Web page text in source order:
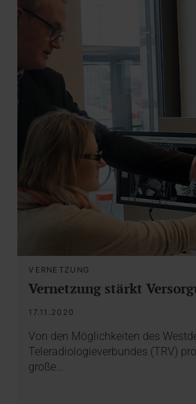
VERNETZUNG
Vernetzung stärkt
17.11.2020
Von den Möglichkeiten des
Teleradiologieverbundes (TRV)
große…